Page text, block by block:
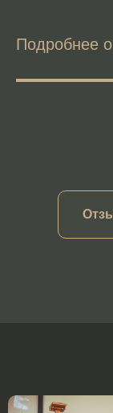
Подробнее